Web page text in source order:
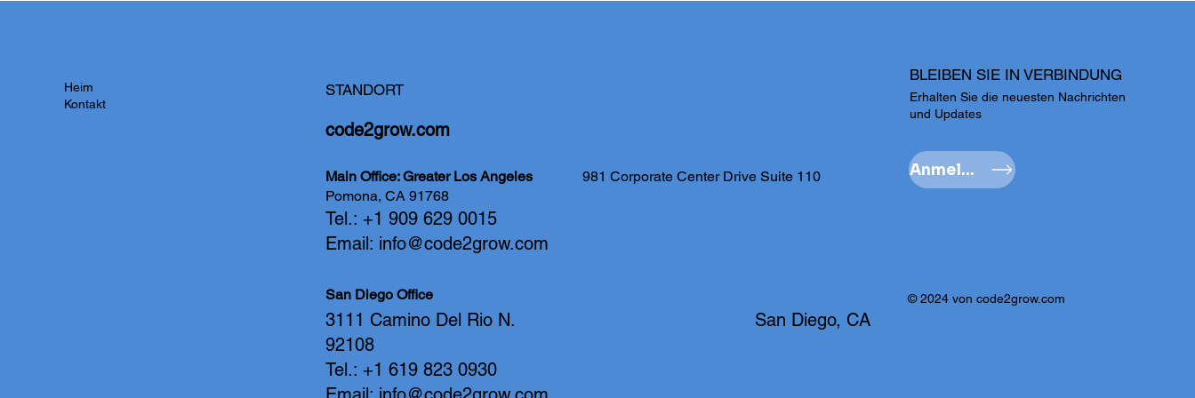
Heim
Kontakt
STANDORT
code2grow.com
Main Office: Greater Los Angeles981 Corporate Center Drive Suite 110
Pomona, CA 91768
Tel.: +1 909 629 0015
Email: info@code2grow.com
San Diego Office
3111 Camino Del Rio N. San Diego, CA
92108
Tel.: +1 619 823 0930
BLEIBEN SIE IN VERBINDUNG
Erhalten Sie die neuesten Nachrichten
und Updates
Anmelden
© 2024 von code2grow.com